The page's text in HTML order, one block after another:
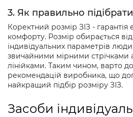
3. Як правильно
Коректний розмір ЗІЗ - гарантія
комфорту. Розмір обирається
індивідуальних параметрів
звичайними мірними стрічками
лінійками. Таким чином, варто
рекомендацій виробника, що
найкращий підбір розміру ЗІЗ.
Засоби